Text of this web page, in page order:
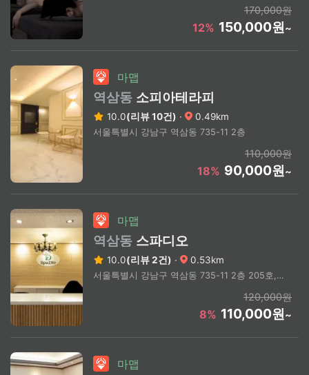
170,000원
12% 150,000원~
마맵
역삼동 소피아테라피
10.0(리뷰 10건) · 0.49km
서울특별시 강남구 역삼동 735-11 2층
110,000원
18% 90,000원~
마맵
역삼동 스파디오
10.0(리뷰 2건) · 0.53km
서울특별시 강남구 역삼동 735-11 2층 205호, 211호
120,000원
8% 110,000원~
마맵